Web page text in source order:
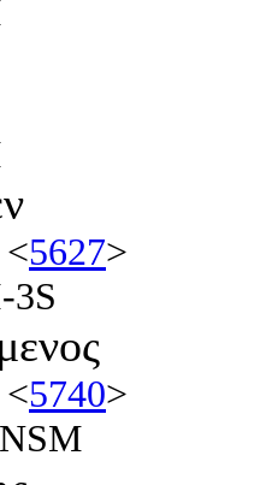
5627>
5740>